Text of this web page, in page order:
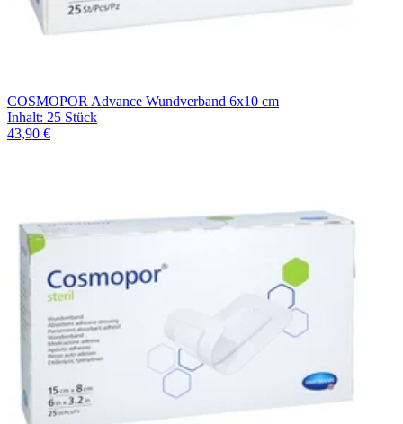
COSMOPOR Advance Wundverband 6x10 cm
Inhalt: 25 Stück
43,90 €